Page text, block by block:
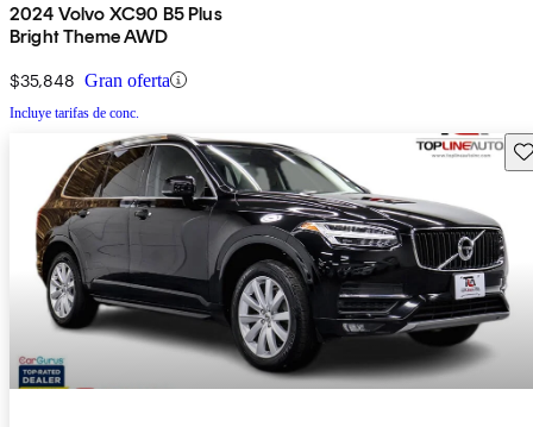
2024 Volvo XC90 B5 Plus
Bright Theme AWD
$35,848 Gran oferta
Incluye tarifas de conc.